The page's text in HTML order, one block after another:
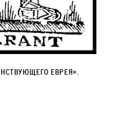
еврея».